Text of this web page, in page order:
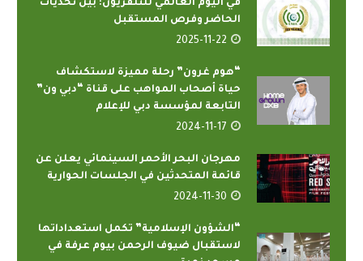
في اليوم العالمي للتلفزيون: بين تحديات
الحاضر وفرص المستقبل
2025-11-22
“هوم غرون” رحلة مميزة لاستكشاف
حياة أصحاب المواهب على قناة “دبي ون”
التابعة لمؤسسة دبي للإعلام
2024-11-17
مهرجان البحر الأحمر السينمائي يعلن عن
قائمة المتحدثين في الجلسات الحوارية
2024-11-30
“الشؤون الإسلامية” تكمل استعداداتها
لاستقبال ضيوف الرحمن بيوم عرفة في